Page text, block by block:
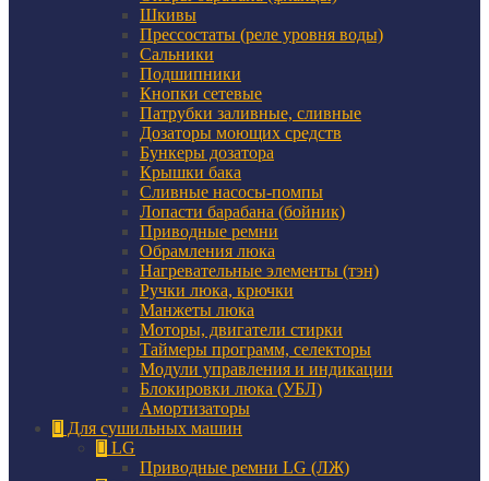
Шкивы
Прессостаты (реле уровня воды)
Сальники
Подшипники
Кнопки сетевые
Патрубки заливные, сливные
Дозаторы моющих средств
Бункеры дозатора
Крышки бака
Сливные насосы-помпы
Лопасти барабана (бойник)
Приводные ремни
Обрамления люка
Нагревательные элементы (тэн)
Ручки люка, крючки
Манжеты люка
Моторы, двигатели стирки
Таймеры программ, селекторы
Модули управления и индикации
Блокировки люка (УБЛ)
Амортизаторы
Для сушильных машин
LG
Приводные ремни LG (ЛЖ)